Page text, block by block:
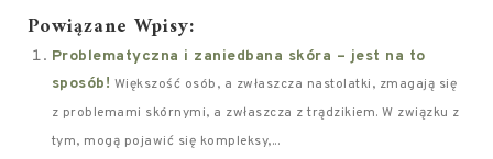
Powiązane Wpisy:
Problematyczna i zaniedbana skóra – jest na to
sposób! Większość osób, a zwłaszcza nastolatki, zmagają się
z problemami skórnymi, a zwłaszcza z trądzikiem. W związku z
tym, mogą pojawić się kompleksy,...